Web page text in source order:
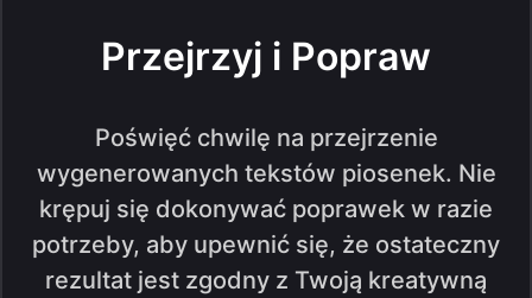
Przejrzyj i Popraw
Poświęć chwilę na przejrzenie
wygenerowanych tekstów piosenek. Nie
krępuj się dokonywać poprawek w razie
potrzeby, aby upewnić się, że ostateczny
rezultat jest zgodny z Twoją kreatywną